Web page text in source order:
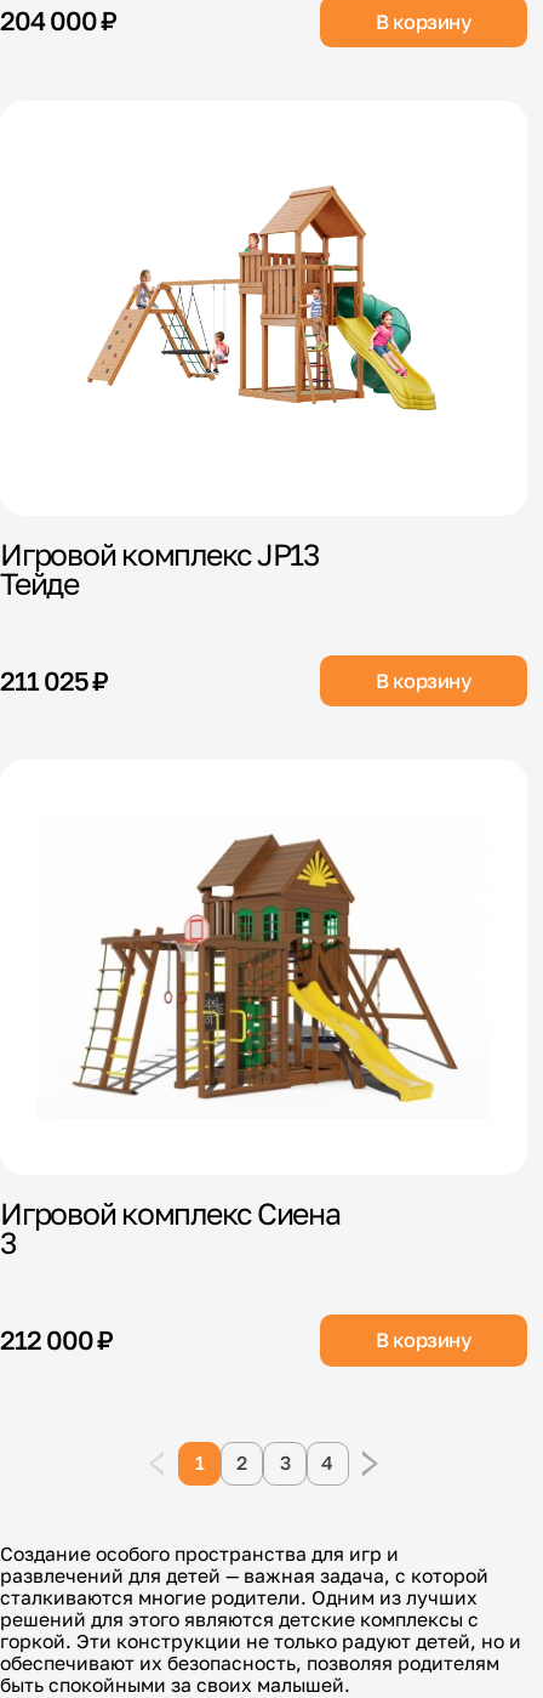
204 000 ₽ В корзину
Игровой комплекс JP13
Тейде
211 025 ₽ В корзину
Игровой комплекс Сиена
3
212 000 ₽ В корзину
1 2 3 4
Создание особого пространства для игр и
развлечений для детей — важная задача, с которой
сталкиваются многие родители. Одним из лучших
решений для этого являются детские комплексы с
горкой. Эти конструкции не только радуют детей, но и
обеспечивают их безопасность, позволяя родителям
быть спокойными за своих малышей.